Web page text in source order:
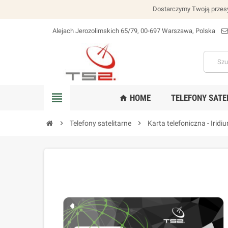
Dostarczymy Twoją
lokalizacja_na
Alejach Jerozolimskich 65/79, 00-697 Warszawa, Polska
view_headline home HOME TELEFONY
chevron_right Telefony satelitarne chevron_right Karta telefoniczna -